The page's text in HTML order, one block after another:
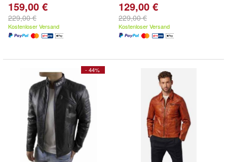
159,00 €
229,00 €
Kostenloser Versand
129,00 €
229,00 €
Kostenloser Versand
- 44%